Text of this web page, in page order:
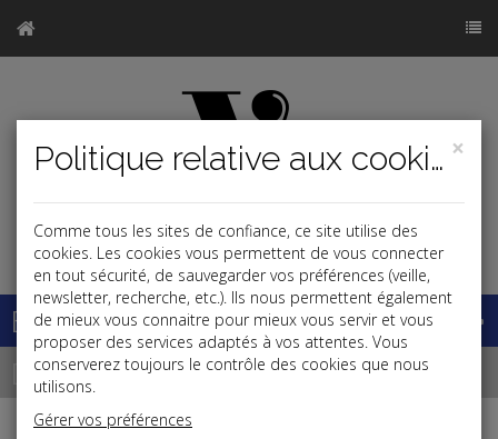
Base documentaire
Dépêches
×
Politique relative aux cookies
Comme tous les sites de confiance, ce site utilise des
cookies. Les cookies vous permettent de vous connecter
en tout sécurité, de sauvegarder vos préférences (veille,
newsletter, recherche, etc.). Ils nous permettent également
de mieux vous connaitre pour mieux vous servir et vous
proposer des services adaptés à vos attentes. Vous
conserverez toujours le contrôle des cookies que nous
utilisons.
Gérer vos préférences